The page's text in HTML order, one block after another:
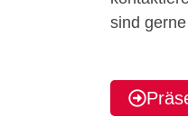
sind